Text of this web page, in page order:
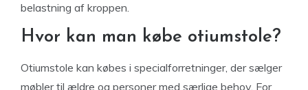
belastning af kroppen.
Hvor kan man købe otiumstole?
Otiumstole kan købes i specialforretninger, der sælger
møbler til ældre og personer med særlige behov. For